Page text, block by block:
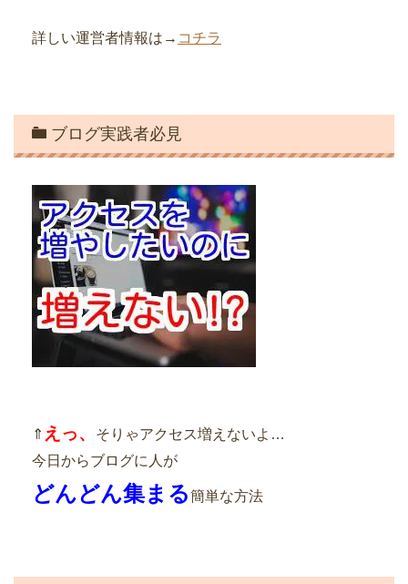
詳しい運営者情報は→ コチラ
ブログ実践者必見
⇑ えっ、
そりゃアクセス増えないよ…
今日からブログに人が
どんどん集まる簡単な方法